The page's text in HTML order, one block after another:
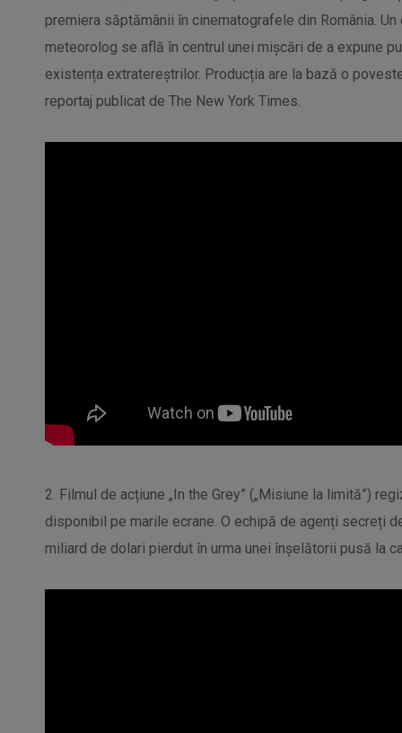
premiera săptămânii în cinematografele din România.
meteorolog se află în centrul unei mișcări de a expune
existența extratereștrilor. Producția are la bază o
reportaj publicat de The New York Times.
2. Filmul de acțiune „In the Grey” („Misiune la limită”)
disponibil pe marile ecrane. O echipă de agenți secreți
miliard de dolari pierdut în urma unei înșelătorii pusă la